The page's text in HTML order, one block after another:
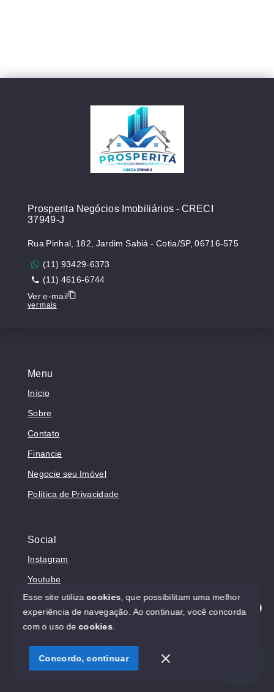
Olá! Estamos disponíveis para te ajudar.
Menu
Início
Sobre
Contato
Financie
Negocie seu Imóvel
Política de Privacidade
Social
Instagram
Youtube
© Copyright 2026 - Prosperita Negócios Imobiliários -
SITE PARA IMOBILIARIA
Prosperita Negócios Imobiliários - CRECI
37949-J
Rua Pinhal, 182, Jardim Sabiá - Cotia/SP, 06716-575
(11) 93429-6373
(11) 4616-6744
Ver e-mail
ver mais
Esse site utilizacookies , que possibilitam uma melhor
experiência de navegação. Ao continuar, você concorda
com o uso decookies
Concordo, continuar